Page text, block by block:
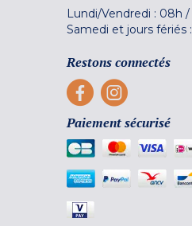
Lundi/Vendredi : 08h /
Samedi et jours fériés :
Restons connectés
Paiement sécurisé